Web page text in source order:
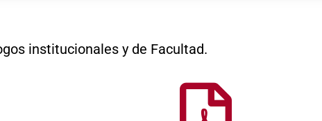
institucionales y de Facultad.